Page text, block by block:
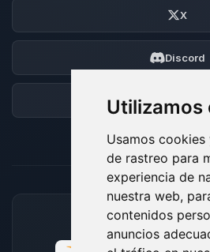
Utilizamos
Usamos
de rastreo para
experiencia de
nuestra web,
contenidos
anuncios
X
Discord
Foro
MÉTODOS DE PAGO